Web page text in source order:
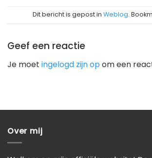
Dit bericht is gepost in Weblog.
Geef een reactie
Je moet ingelogd zijn opom een
Over mij